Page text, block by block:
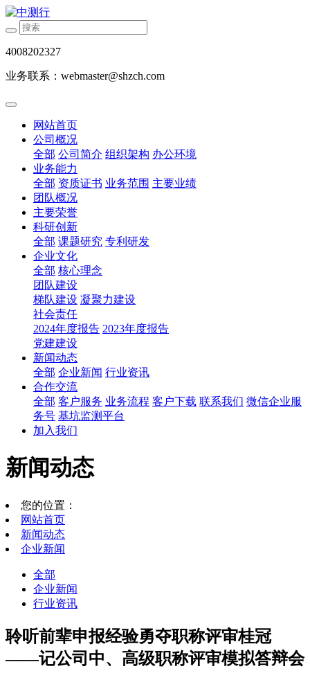
4008202327
业务联系：webmaster@shzch.com
网站首页
公司概况
全部 公司简介 组织架构 办公环境
业务能力
全部 资质证书 业务范围 主要业绩
团队概况
主要荣誉
科研创新
全部 课题研究 专利研发
企业文化
全部 核心理念
团队建设
梯队建设 凝聚力建设
社会责任
2024年度报告 2023年度报告
党建建设
新闻动态
全部 企业新闻 行业资讯
合作交流
全部 客户服务 业务流程 客户下载 联系我们 微信企业服
务号 基坑监测平台
加入我们
新闻动态
您的位置：
网站首页
新闻动态
企业新闻
全部
企业新闻
行业资讯
聆听前辈申报经验勇夺职称评审桂冠
——记公司中、高级职称评审模拟答辩会